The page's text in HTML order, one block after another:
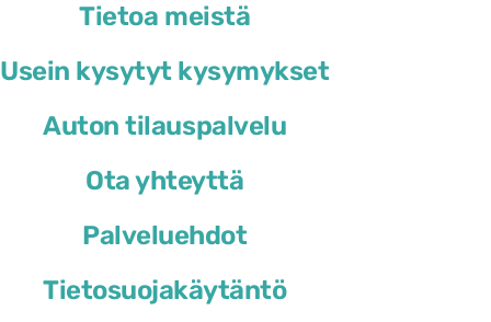
Tietoa meistä
Usein kysytyt kysymykset
Auton tilauspalvelu
Ota yhteyttä
Palveluehdot
Tietosuojakäytäntö